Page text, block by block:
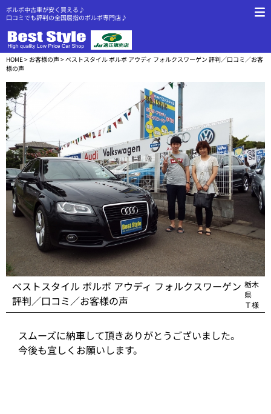
ボルボ中古車が安く買える♪
口コミでも評判の全国屈指のボルボ専門店♪
HOME> お客様の声> ベストスタイル ボルボ アウディ フォルクスワーゲン 評判／口コミ／お客
様の声
ベストスタイル ボルボ アウディ フォルクスワーゲン
評判／口コミ／お客様の声
栃木
県
Ｔ様
スムーズに納車して頂きありがとうございました。
今後も宜しくお願いします。